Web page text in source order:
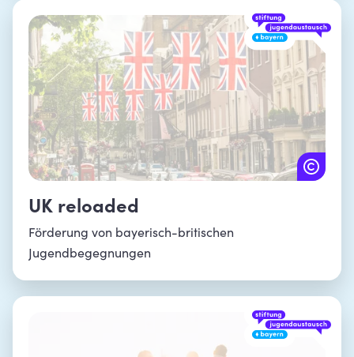
UK reloaded
Förderung von bayerisch-britischen
Jugendbegegnungen